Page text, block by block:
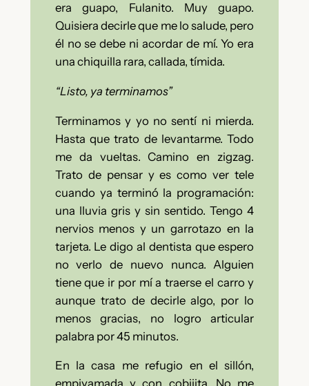
era guapo, Fulanito. Muy guapo.
Quisiera decirle que me lo salude, pero
él no se debe ni acordar de mí. Yo era
una chiquilla rara, callada, tímida.
“Listo, ya terminamos”
Terminamos y yo no sentí ni mierda.
Hasta que trato de levantarme. Todo
me da vueltas. Camino en zigzag.
Trato de pensar y es como ver tele
cuando ya terminó la programación:
una lluvia gris y sin sentido. Tengo 4
nervios menos y un garrotazo en la
tarjeta. Le digo al dentista que espero
no verlo de nuevo nunca. Alguien
tiene que ir por mí a traerse el carro y
aunque trato de decirle algo, por lo
menos gracias, no logro articular
palabra por 45 minutos.
En la casa me refugio en el sillón,